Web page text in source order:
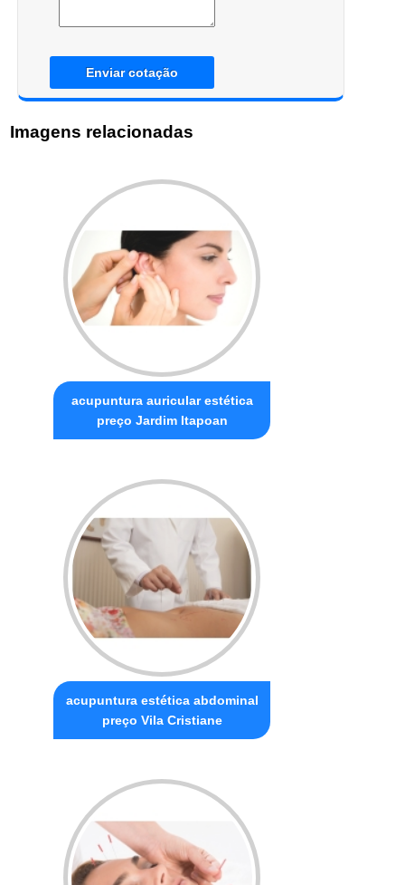
Enviar cotação
Imagens relacionadas
acupuntura auricular estética
preço Jardim Itapoan
acupuntura estética abdominal
preço Vila Cristiane